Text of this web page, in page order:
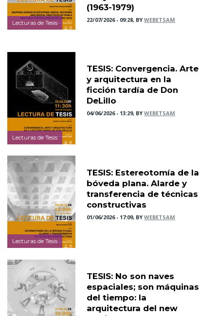
Lecturas de Tesis
(1963-1979)
22/07/2026 - 09:28, BYWEBETSAM
Lecturas de Tesis
TESIS: Convergencia. Arte
y arquitectura en la
ficción tardía de Don
DeLillo
04/06/2026 - 13:29, BYWEBETSAM
Lecturas de Tesis
TESIS: Estereotomía de la
bóveda plana. Alarde y
transferencia de técnicas
constructivas
01/06/2026 - 17:09, BYWEBETSAM
TESIS: No son naves
espaciales; son máquinas
del tiempo: la
arquitectura del new